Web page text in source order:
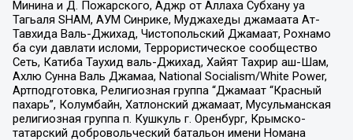
Минина и Д. Пожарского, Аджр от Аллаха Субхану уа
Тагьаля SHAM, АУМ Синрике, Муджахеды джамаата Ат-
Тавхида Валь-Джихад, Чистопольский Джамаат, Рохнамо
ба суи давлати исломи, Террористическое сообщество
Сеть, Катиба Таухид валь-Джихад, Хайят Тахрир аш-Шам,
Ахлю Сунна Валь Джамаа, National Socialism/White Power,
Артподготовка, Религиозная группа “Джамаат “Красный
пахарь”, Колумбайн, Хатлонский джамаат, Мусульманская
религиозная группа п. Кушкуль г. Оренбург, Крымско-
татарский добровольческий батальон имени Номана